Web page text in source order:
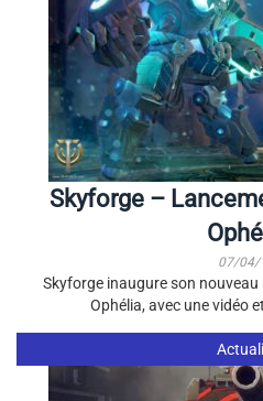
Skyforge –
07/04/
Skyforge inaugure son
Ophélia, avec une vidéo